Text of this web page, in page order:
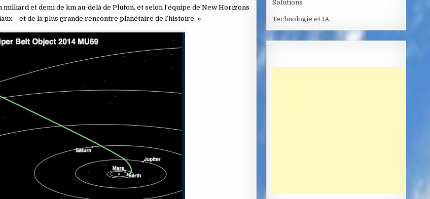
et demi de km au-delà de Pluton, et selon l’équipe de New Horizons
– et de la plus grande rencontre planétaire de l’histoire. »
Solutions
Technologie et IA